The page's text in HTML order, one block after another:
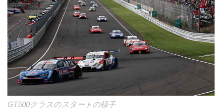
GT500クラスのスタートの様子